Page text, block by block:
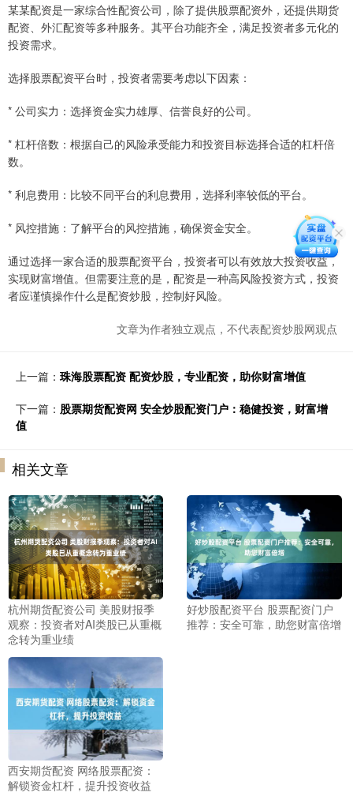
某某配资是一家综合性配资公司，除了提供股票配资外，还提供期货
配资、外汇配资等多种服务。其平台功能齐全，满足投资者多元化的
投资需求。
选择股票配资平台时，投资者需要考虑以下因素：
* 公司实力：选择资金实力雄厚、信誉良好的公司。
* 杠杆倍数：根据自己的风险承受能力和投资目标选择合适的杠杆倍
数。
* 利息费用：比较不同平台的利息费用，选择利率较低的平台。
* 风控措施：了解平台的风控措施，确保资金安全。
通过选择一家合适的股票配资平台，投资者可以有效放大投资收益，
实现财富增值。但需要注意的是，配资是一种高风险投资方式，投资
者应谨慎操作什么是配资炒股，控制好风险。
文章为作者独立观点，不代表配资炒股网观点
上一篇： 珠海股票配资 配资炒股，专业配资，助你财富增值
下一篇： 股票期货配资网 安全炒股配资门户：稳健投资，财富增
值
相关文章
杭州期货配资公司 美股财报季
观察：投资者对AI类股已从重概
念转为重业绩
好炒股配资平台 股票配资门户
推荐：安全可靠，助您财富倍增
西安期货配资 网络股票配资：
解锁资金杠杆，提升投资收益